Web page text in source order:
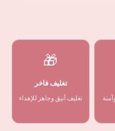
🎁
تغليف فاخر
تغليف أنيق وجاهز للإهداء